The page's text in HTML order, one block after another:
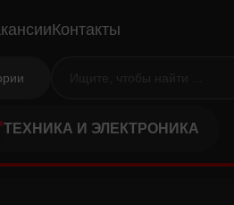
Контакты
ТЕХНИКА И ЭЛЕКТРОНИКА